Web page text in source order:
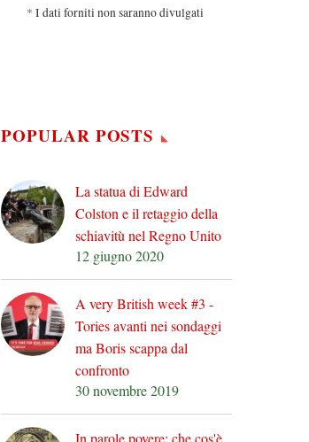
* I dati forniti non saranno divulgati
POPULAR POSTS
La statua di Edward
Colston e il retaggio della
schiavitù nel Regno Unito
12 giugno 2020
A very British week #3 -
Tories avanti nei sondaggi
ma Boris scappa dal
confronto
30 novembre 2019
In parole povere: che cos'è